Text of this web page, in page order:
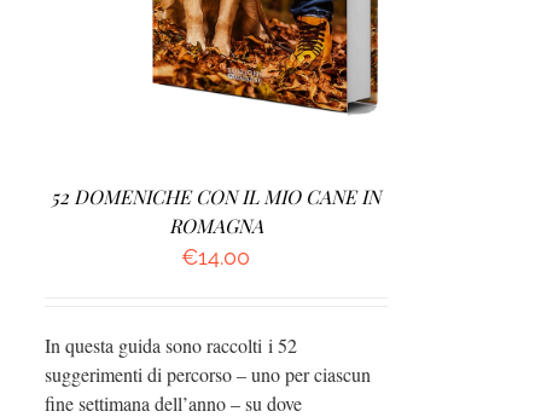
52 DOMENICHE CON IL MIO CANE IN
ROMAGNA
€14.00
In questa guida sono raccolti i 52
suggerimenti di percorso – uno per ciascun
fine settimana dell’anno – su dove